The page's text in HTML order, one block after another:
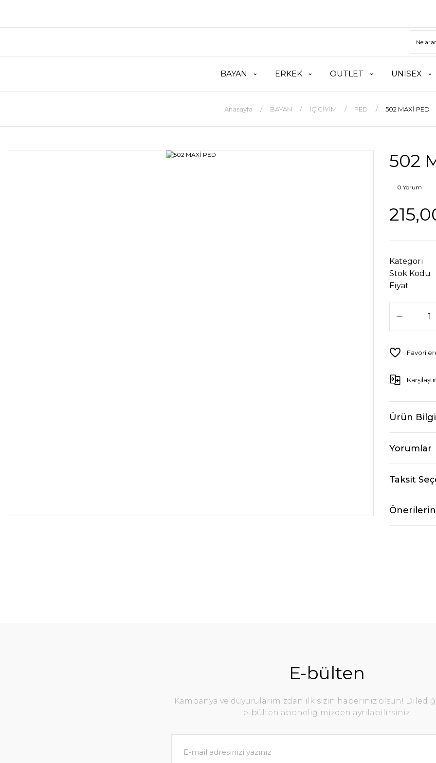
BAYAN ERKEK OUTLET UNİSEX
Anasayfa BAYAN İÇ GİYİM PED 502 MAXİ PED
502
0 Yorum
Kategori
Stok Kodu
Fiyat
Karşılaştır
Ürün
Yorumlar
Taksit
E-bülten
Kampanya ve duyurularımızdan ilk sizin haberiniz olsun!
e-bülten aboneliğimizden ayrılabilirsiniz.